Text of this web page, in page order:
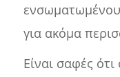
για ακόμα
Είναι σαφές